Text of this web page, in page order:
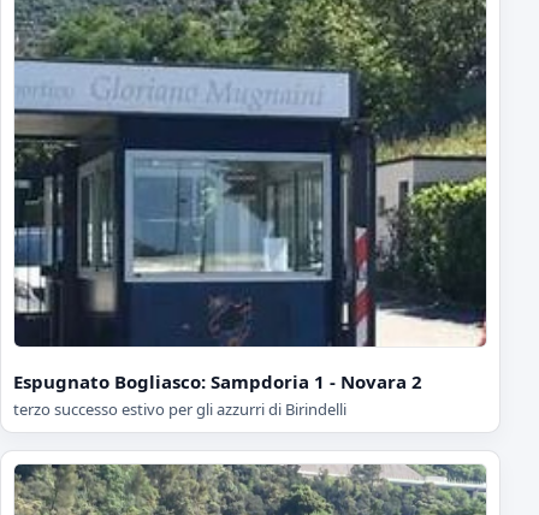
Espugnato Bogliasco: Sampdoria 1 - Novara 2
terzo successo estivo per gli azzurri di Birindelli